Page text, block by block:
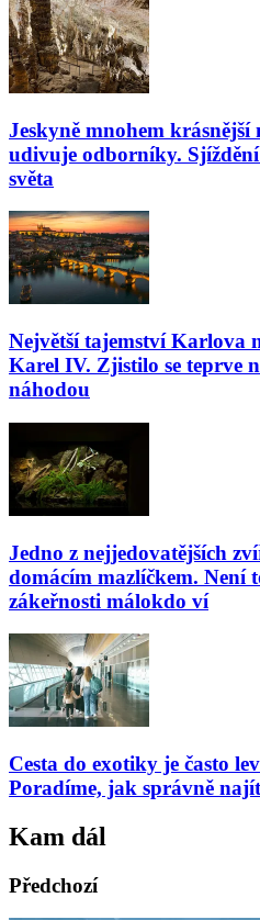
Jeskyně mnohem
udivuje odborníky. Sjíždění
světa
Největší tajemství Karlova
Karel IV. Zjistilo se teprve
náhodou
Jedno z nejjedovatějších
domácím mazlíčkem. Není
zákeřnosti málokdo ví
Cesta do exotiky je často
Poradíme, jak správně
Kam dál
Předchozí